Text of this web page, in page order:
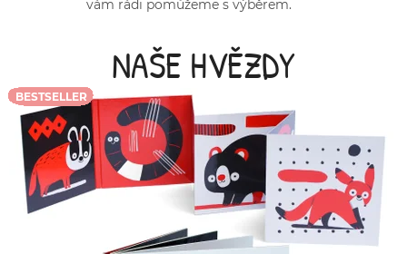
vám rádi pomůžeme s výběrem.
NAŠE HVĚZDY
BESTSELLER
BESTSELLER
BESTSELLER
BESTSELLER
BESTSELLER
BESTSELLER
BESTSELLER
BESTSELLER
BESTSELLER
BESTSELLER
BESTSELLER
BESTSELLER
BESTSELLER
BESTSELLER
BESTSELLER
BESTSELLER
BESTSELLER
BESTSELLER
BESTSELLER